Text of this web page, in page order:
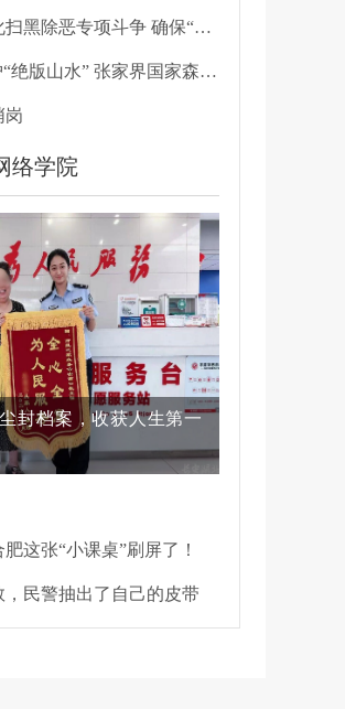
扎实开展深化扫黑除恶专项斗争 确保“全年全域平平安安、平平稳稳”——广东召开全省扫黑除恶专项斗争视频
“警察蓝”守护“绝版山水” 张家界国家森林公园景区派出所深化“生态警务”建设
岗
络学院
封档案，收获人生第一
这张“小课桌”刷屏了！
，民警抽出了自己的皮带